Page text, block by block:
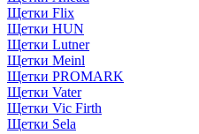
Щетки Flix
Щетки HUN
Щетки Lutner
Щетки Meinl
Щетки PROMARK
Щетки Vater
Щетки Vic Firth
Щетки Sela